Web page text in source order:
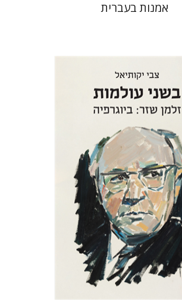
אמנות בעברית
צבי יקותיאל
הנחת אתר ספר מודפס
$35
$32